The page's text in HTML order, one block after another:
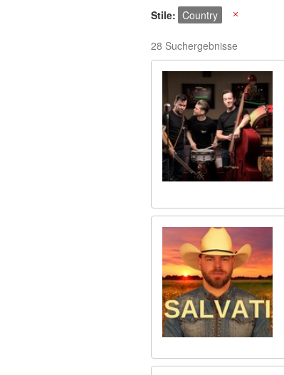
Stile Country
28 Suchergebnisse